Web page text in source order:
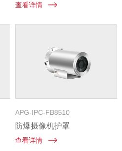
查看详情
APG-IPC-FB8510
防爆摄像机护罩
查看详情